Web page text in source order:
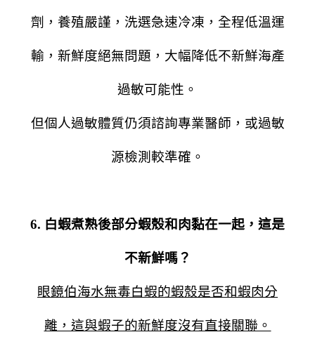
劑，養殖嚴謹，洗選急速冷凍，全程低溫運
輸，新鮮度絕無問題，大幅降低不新鮮海產
過敏可能性。
但個人過敏體質仍須諮詢專業醫師，或過敏
源檢測較準確。
6. 白蝦煮熟後部分蝦殼和肉黏在一起，這是
不新鮮嗎？
眼鏡伯海水無毒白蝦的蝦殼是否和蝦肉分
離，這與蝦子的新鮮度沒有直接關聯。